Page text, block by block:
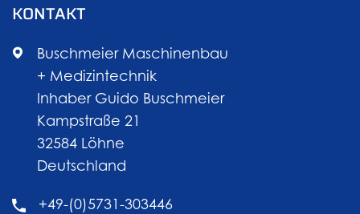
KONTAKT
Buschmeier Maschinenbau
+ Medizintechnik
Inhaber Guido Buschmeier
Kampstraße 21
32584 Löhne
Deutschland
+49-(0)5731-303446